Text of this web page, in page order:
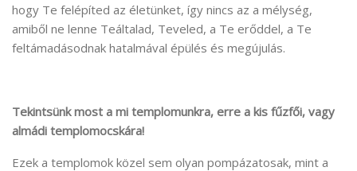
hogy Te felépíted az életünket, így nincs az a mélység,
amiből ne lenne Teáltalad, Teveled, a Te erőddel, a Te
feltámadásodnak hatalmával épülés és megújulás.
Tekintsünk most a mi templomunkra, erre a kis fűzfői, vagy
almádi templomocskára!
Ezek a templomok közel sem olyan pompázatosak, mint a